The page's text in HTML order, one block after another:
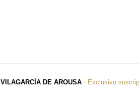
VILAGARCÍA DE AROUSA · Exclusivo